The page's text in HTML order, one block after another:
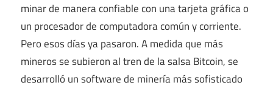
minar de manera confiable con una tarjeta gráfica o
un procesador de computadora común y corriente.
Pero esos días ya pasaron. A medida que más
mineros se subieron al tren de la salsa Bitcoin, se
desarrolló un software de minería más sofisticado